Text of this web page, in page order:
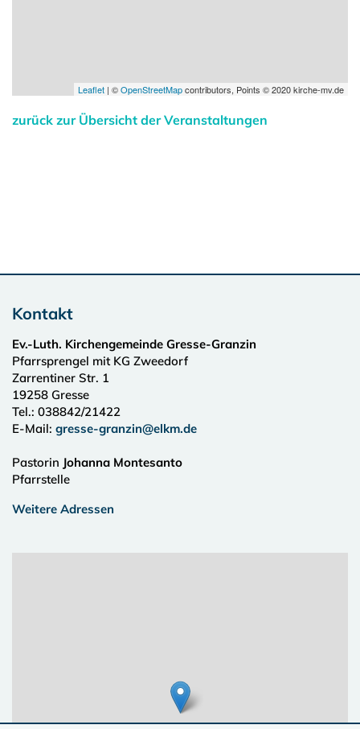
Leaflet | ©OpenStreetMapcontributors, Points © 2020 kirche-mv.de
zurück zur Übersicht der Veranstaltungen
Kontakt
Ev.-Luth. Kirchengemeinde Gresse-Granzin
Pfarrsprengel mit KG Zweedorf
Zarrentiner Str. 1
19258 Gresse
Tel.: 038842/21422
E-Mail: gresse-granzin@elkm.de
Pastorin Johanna Montesanto
Pfarrstelle
Weitere Adressen